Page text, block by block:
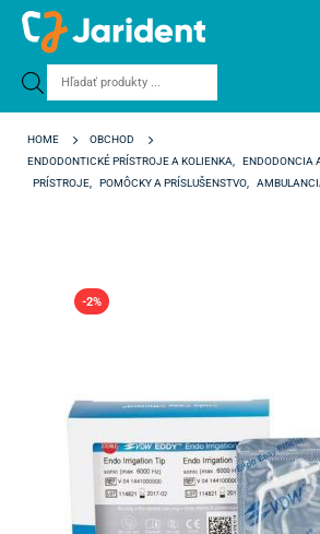
Products
HOME
OBCHOD
ENDODONTICKÉ PRÍSTROJE A KOLIENKA, ENDODONCIA
PRÍSTROJE, POMÔCKY A PRÍSLUŠENSTVO,
-2%